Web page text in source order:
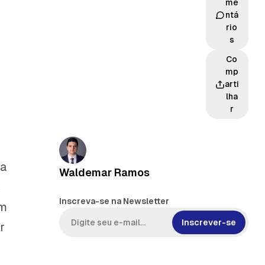
me
ntá
rio
s
Co
mp
arti
lha
r
Waldemar Ramos
Inscreva-se na Newsletter
Inscrever-se